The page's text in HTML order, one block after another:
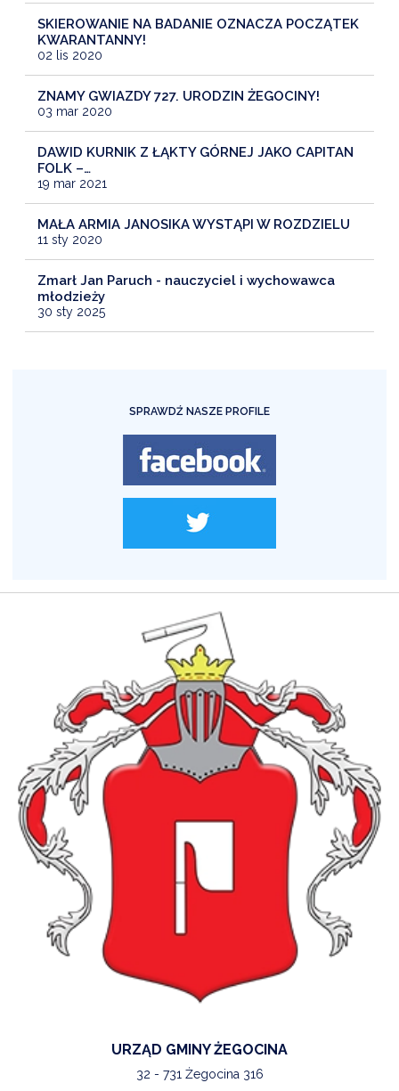
SKIEROWANIE NA BADANIE OZNACZA POCZĄTEK
KWARANTANNY!
02 lis 2020
ZNAMY GWIAZDY 727. URODZIN ŻEGOCINY!
03 mar 2020
DAWID KURNIK Z ŁĄKTY GÓRNEJ JAKO CAPITAN
FOLK –…
19 mar 2021
MAŁA ARMIA JANOSIKA WYSTĄPI W ROZDZIELU
11 sty 2020
Zmarł Jan Paruch - nauczyciel i wychowawca
młodzieży
30 sty 2025
SPRAWDŹ NASZE PROFILE
URZĄD GMINY ŻEGOCINA
32 - 731 Żegocina 316